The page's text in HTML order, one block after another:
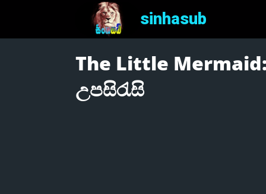
sinhasub
The Little
උපසිරැසි